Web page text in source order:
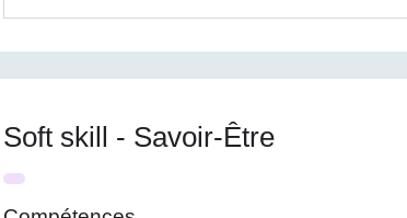
Soft skill - Savoir-Être